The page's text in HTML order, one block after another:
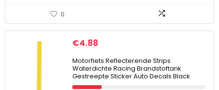
0
€4.88
Motorfiets Reflecterende Strips
Waterdichte Racing Brandstoftank
Gestreepte Sticker Auto Decals Black